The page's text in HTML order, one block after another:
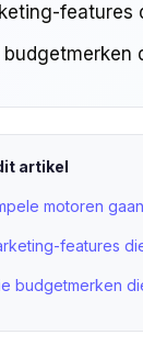
features
budgetmerken
artikel
motoren
features
budgetmerken